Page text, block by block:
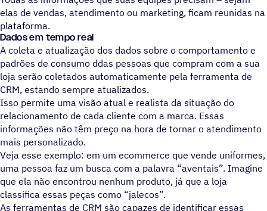
elas de vendas, atendimento ou marketing, ficam reunidas na
plataforma.
Dados em tempo real
A coleta e atualização dos dados sobre o comportamento e
padrões de consumo ddas pessoas que compram com a sua
loja serão coletados automaticamente pela ferramenta de
CRM, estando sempre atualizados.
Isso permite uma visão atual e realista da situação do
relacionamento de cada cliente com a marca. Essas
informações não têm preço na hora de tornar o atendimento
mais personalizado.
Veja esse exemplo: em um ecommerce que vende uniformes,
uma pessoa faz um busca com a palavra “aventais”. Imagine
que ela não encontrou nenhum produto, já que a loja
classifica essas peças como “jalecos”.
As ferramentas de CRM são capazes de identificar essas